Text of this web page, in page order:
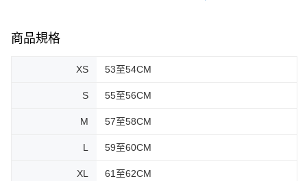
商品規格
XS 53至54CM
S 55至56CM
M 57至58CM
L 59至60CM
XL 61至62CM